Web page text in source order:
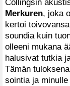
Collingsin
Merkuren, joka
kertoi
soundia kuin
olleeni mukana
halusivat tutkia
Tämän
sointia ja